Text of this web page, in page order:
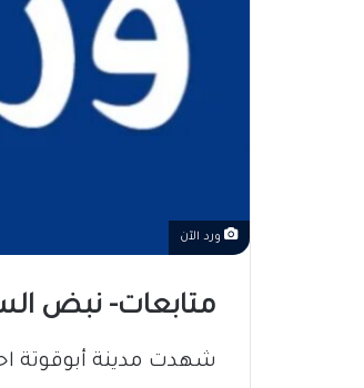
ورد الآن
متابعات- نبض
​شهدت مدينة أبوقوتة